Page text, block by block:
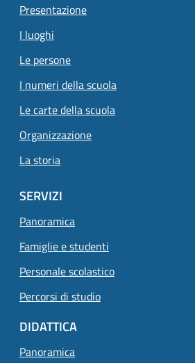
Presentazione
I luoghi
Le persone
I numeri della scuola
Le carte della scuola
Organizzazione
La storia
SERVIZI
Panoramica
Famiglie e studenti
Personale scolastico
Percorsi di studio
DIDATTICA
Panoramica